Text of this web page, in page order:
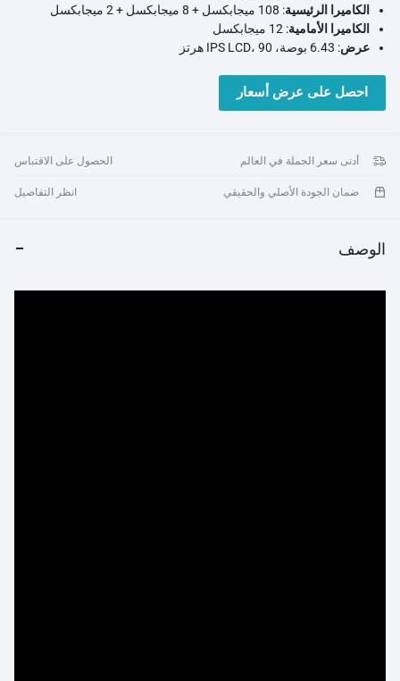
الكاميرا الرئيسية: 108 ميجابكسل + 8 ميجابكسل + 2 ميجابكسل
الكاميرا الأمامية: 12 ميجابكسل
عرض: 6.43 بوصة، IPS LCD، 90 هرتز
الاتصال
الألوان
: أسود أونيكس، أزرق ثلجي، أخضر لؤلؤي
احصل على عرض أسعار
أدنى سعر الجملة في العالم الحصول على الاقتباس
ضمان الجودة الأصلي والحقيقي انظر التفاصيل
الوصف